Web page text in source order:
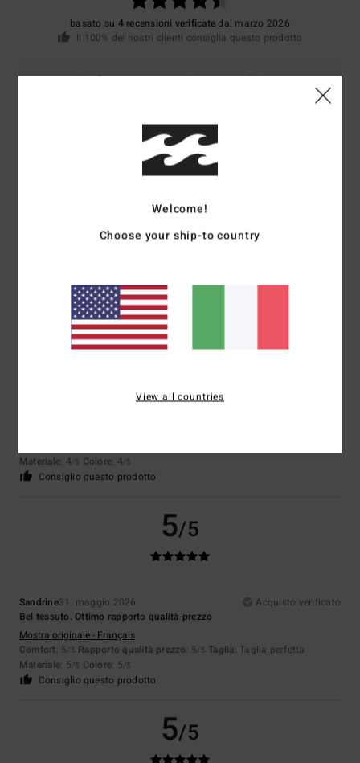
basato su 4 recensioni verificatedal marzo 2026
Il 100% dei nostri clienti consiglia questo prodotto
Comfort
Rapporto qualità-prezzo
Troppo grande
Colore
4.3
4
Materiale: 4/5 Colore: 4/5
Consiglio questo prodotto
5/5
Sandrine31. maggio 2026
Acquisto verificato
Bel tessuto. Ottimo rapporto qualità-prezzo
Mostra originale - Français
Comfort: 5/5 Rapporto qualità-prezzo: 5/5 Taglia: Taglia perfetta
Materiale: 5/5 Colore: 5/5
Consiglio questo prodotto
5/5
Welcome!
Choose your ship-to country
View all countries